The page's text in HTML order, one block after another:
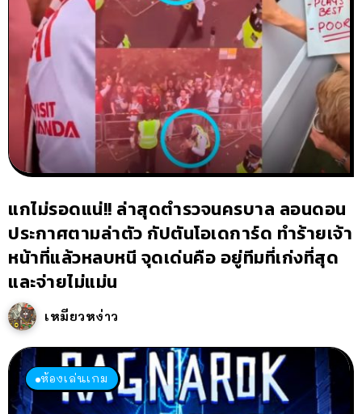
แกไม่รอดแน่!! ล่าสุดตำรวจนครบาล ลอนดอน
ประกาศตามล่าตัว กัปตันโอเดการ์ด ทำร้ายเจ้า
หน้าที่แล้วหลบหนี จุดเด่นคือ อยู่ทีมที่เก่งที่สุด
และจ่ายไม่แม่น
เหมียวหง่าว
ห้องเล่นเกม